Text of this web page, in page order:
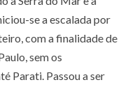
se a escalada por
com a finalidade de
sem os
Parati. Passou a ser